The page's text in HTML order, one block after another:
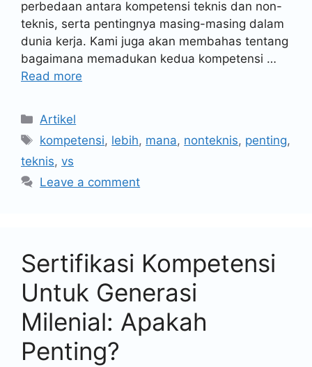
perbedaan antara kompetensi teknis dan non-
teknis, serta pentingnya masing-masing dalam
dunia kerja. Kami juga akan membahas tentang
bagaimana memadukan kedua kompetensi …
Read more
Artikel
kompetensi, lebih, mana, nonteknis, penting,
teknis, vs
Leave a comment
Sertifikasi Kompetensi
Untuk Generasi
Milenial: Apakah
Penting?